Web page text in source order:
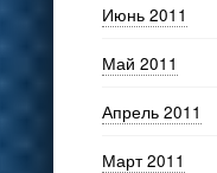
Июнь 2011
Май 2011
Апрель 2011
Март 2011